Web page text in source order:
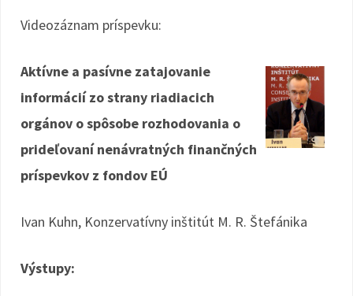
Videozáznam príspevku:
Aktívne a pasívne zatajovanie
informácií zo strany riadiacich
orgánov o spôsobe rozhodovania o
prideľovaní nenávratných finančných
príspevkov z fondov EÚ
Ivan Kuhn, Konzervatívny inštitút M. R. Štefánika
Výstupy: